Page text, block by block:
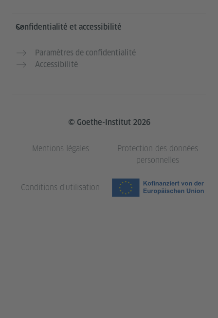
Confidentialité et accessibilité
Paramètres de confidentialité
Accessibilité
© Goethe-Institut 2026
Mentions légales
Protection des données
personnelles
Conditions d'utilisation